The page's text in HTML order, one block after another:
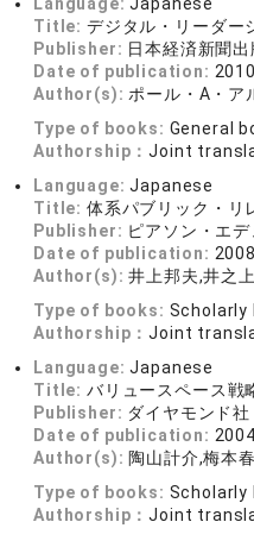
Title: デジタル・リーダー
Publisher: 日本経済新聞出
Date of publication:
Author(s): ポール・A・ア
Type of books: General
Authorship：Joint
Language:Japanese
Title: 体系パブリック・リ
Publisher: ピアソン・エ
Date of publication:
Author(s):井上邦夫,井之
Type of books: Scholarly
Authorship：Joint
Language:Japanese
Title: バリュースペース戦
Publisher: ダイヤモンド社
Date of publication:
Author(s): 陶山計介,梅本
Type of books: Scholarly
Authorship：Joint